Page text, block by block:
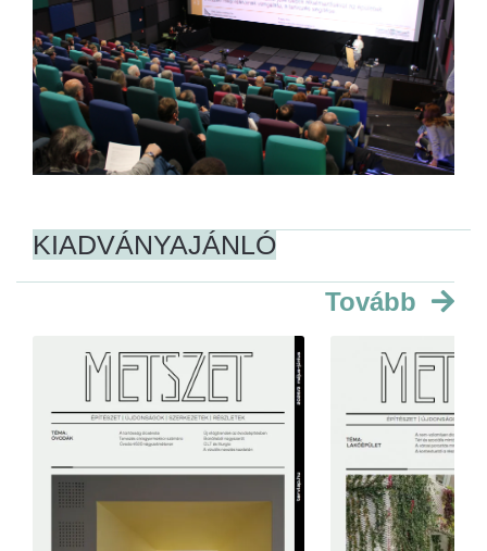
KIADVÁNYAJÁNLÓ
Tovább